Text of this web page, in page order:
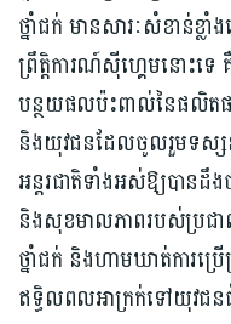
ថ្នាំជក់ មានសារៈសំខាន់ខ្លាំ
ព្រឹត្តិការណ៍ស៊ីហ្គេមនោះទេ
បន្ថយផលប៉ះពាល់នៃផលិតផ
និងយុវជនដែលចូលរួមទស្ស
អន្តរជាតិទាំងអស់ឱ្យបានដឹ
និងសុខមាលភាពរបស់ប្រជា
ថ្នាំជក់ និងហាមឃាត់ការប្
ឥទ្ធិលពលអាក្រក់ទៅយុវជ